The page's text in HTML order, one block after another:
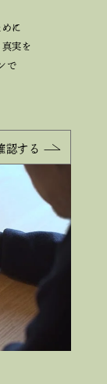
に
実を
で